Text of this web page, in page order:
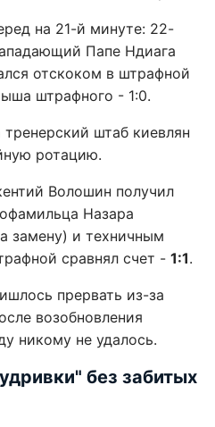
на 21-й минуте: 22-
Папе Ндиага
отскоком в штрафной
штрафного - 1:0.
штаб киевлян
ротацию.
Волошин получил
Назара
замену) и техничным
сравнял счет - 1:1.
прервать из-за
возобновления
никому не удалось.
без забитых